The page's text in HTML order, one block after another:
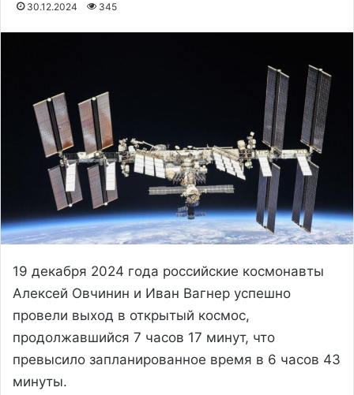
30.12.2024 345
19 декабря 2024 года российские космонавты
Алексей Овчинин и Иван Вагнер успешно
провели выход в открытый космос,
продолжавшийся 7 часов 17 минут, что
превысило запланированное время в 6 часов 43
минуты.